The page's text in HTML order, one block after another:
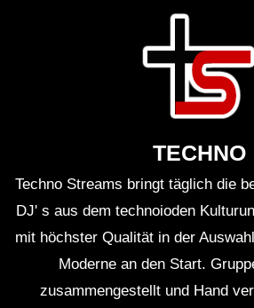
TECHNO
Techno Streams bringt täglich die
DJ' s aus dem technoioden
mit höchster Qualität in der
Moderne an den Start.
zusammengestellt und Hand